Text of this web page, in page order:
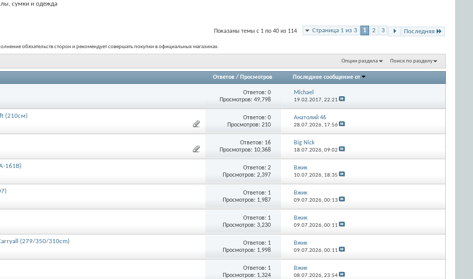
сумки и одежда
Страница 1 из 3 1 2 3 Последняя
Показаны темы с 1 по 40 из 114
обязательств сторон и рекомендует совершать покупки в официальных магазинах.
Опции раздела Поиск по разделу
Ответов / Просмотров Последнее сообщение от
Ответов:0
Просмотров: 49,798
Michael
19.02.2017, 22:21
(210см) Ответов:0
Просмотров: 210
Анатолий 46
28.07.2026, 17:56
Ответов: 16
Просмотров: 10,368
Big Nick
18.07.2026, 09:02
161B) Ответов:2
Просмотров: 2,397
Вжик
10.07.2026, 18:35
Ответов: 1
Просмотров: 1,987
Вжик
09.07.2026, 00:13
Ответов: 1
Просмотров: 3,230
Вжик
09.07.2026, 00:11
(279/350/310cm) Ответов: 1
Просмотров: 1,998
Вжик
09.07.2026, 00:11
Ответов: 1
Просмотров: 1,324
Вжик
08.07.2026, 23:54